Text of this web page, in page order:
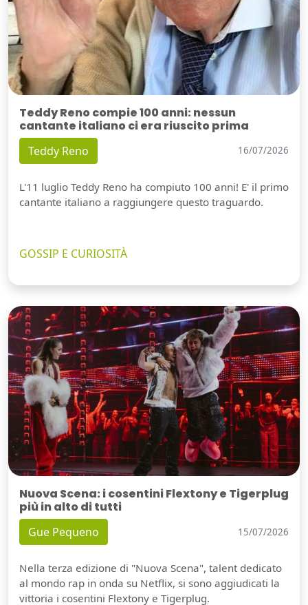
Teddy Reno compie 100 anni: nessun
cantante italiano ci era riuscito prima
Teddy Reno 16/07/2026
L'11 luglio Teddy Reno ha compiuto 100 anni! E' il primo
cantante italiano a raggiungere questo traguardo.
GOSSIP E CURIOSITÀ
Nuova Scena: i cosentini Flextony e Tigerplug
più in alto di tutti
Gue Pequeno 15/07/2026
Nella terza edizione di "Nuova Scena", talent dedicato
al mondo rap in onda su Netflix, si sono aggiudicati la
vittoria i cosentini Flextony e Tigerplug.